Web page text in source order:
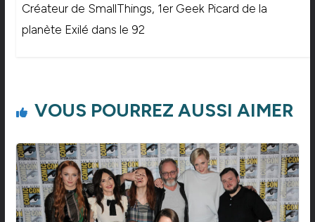
Créateur de SmallThings, 1er Geek Picard de la
planète Exilé dans le 92
VOUS POURREZ AUSSI AIMER